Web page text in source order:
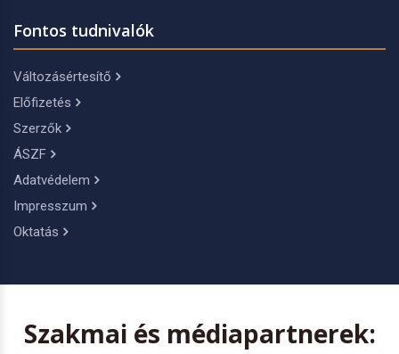
Fontos tudnivalók
Változásértesítő
Előfizetés
Szerzők
ÁSZF
Adatvédelem
Impresszum
Oktatás
Szakmai és médiapartnerek: